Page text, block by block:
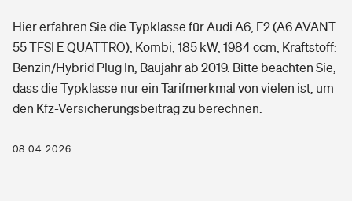
Grundfähigkeitsversicherung
Arbeitsrechtsschutz
Berufshaftpflichtversicherung
Zur Übersicht
Elementarversicherung
Freizeit
Pri­vate Haft­pflicht­
Gesundheit
Private Krankenversicherung
Hier erfahren Sie die Typklasse für Audi A6, F2 (A6 AVANT
55 TFSI E QUATTRO), Kombi, 185 kW, 1984 ccm, Kraftstoff:
Benzin/Hybrid Plug In, Baujahr ab 2019. Bitte beachten Sie,
dass die Typklasse nur ein Tarifmerkmal von vielen ist, um
den Kfz-Versicherungsbeitrag zu berechnen.
08.04.2026